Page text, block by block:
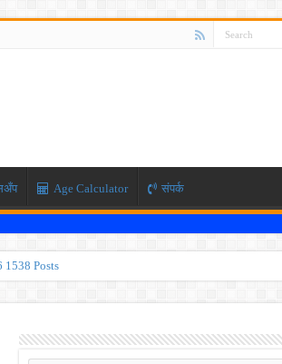
Age Calculator संपर्क
1538 Posts